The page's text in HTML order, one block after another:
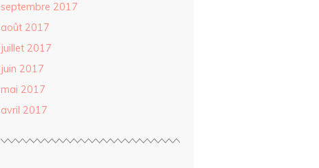
septembre 2017
août 2017
juillet 2017
juin 2017
mai 2017
avril 2017